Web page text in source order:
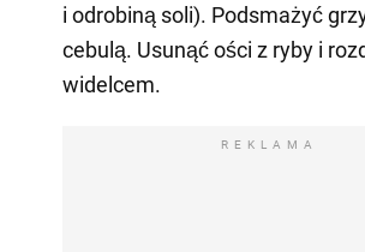
i odrobiną soli). Podsmażyć
cebulą. Usunąć ości z ryby i
widelcem.
REKLAMA